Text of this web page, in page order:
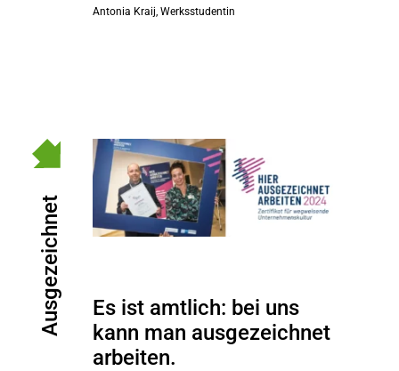
Antonia Kraij, Werksstudentin
Ausgezeichnet
Es ist amtlich: bei uns
kann man ausgezeichnet
arbeiten.